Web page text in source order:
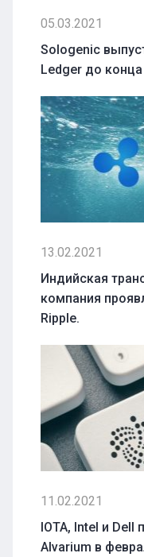
05.03.2021
Sologenic
Ledger до
13.02.2021
Индийская
компания
Ripple.
11.02.2021
IOTA, Intel и
Alvarium в